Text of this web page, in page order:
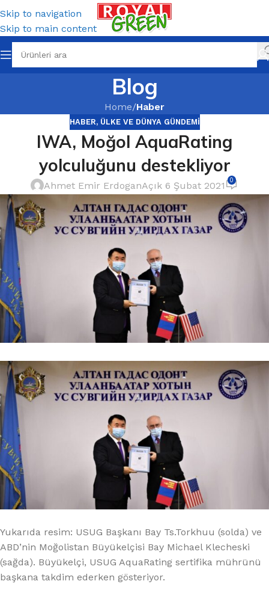
Skip to navigation
Skip to main content
Blog
Home/Haber
HABER, ÜLKE VE DÜNYA GÜNDEMI
IWA, Moğol AquaRating
yolculuğunu destekliyor
Ahmet Emir ErdoganAçık 6 Şubat 2021 0
Yukarıda resim: USUG Başkanı Bay Ts.Torkhuu (solda) ve
ABD’nin Moğolistan Büyükelçisi Bay Michael Klecheski
(sağda). Büyükelçi, USUG AquaRating sertifika mührünü
başkana takdim ederken gösteriyor.